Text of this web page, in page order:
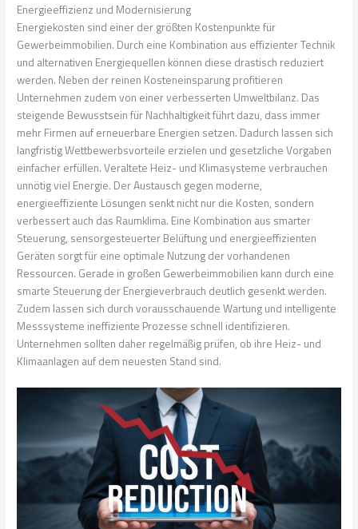
Energieeffizienz und Modernisierung
Energiekosten sind einer der größten Kostenpunkte für
Gewerbeimmobilien. Durch eine Kombination aus effizienter Technik
und alternativen Energiequellen können diese drastisch reduziert
werden. Neben der reinen Kosteneinsparung profitieren
Unternehmen zudem von einer verbesserten Umweltbilanz. Das
steigende Bewusstsein für Nachhaltigkeit führt dazu, dass immer
mehr Firmen auf erneuerbare Energien setzen. Dadurch lassen sich
langfristig Wettbewerbsvorteile erzielen und gesetzliche Vorgaben
einfacher erfüllen. Veraltete Heiz- und Klimasysteme verbrauchen
unnötig viel Energie. Der Austausch gegen moderne,
energieeffiziente Lösungen senkt nicht nur die Kosten, sondern
verbessert auch das Raumklima. Eine Kombination aus smarter
Steuerung, sensorgesteuerter Belüftung und energieeffizienten
Geräten sorgt für eine optimale Nutzung der vorhandenen
Ressourcen. Gerade in großen Gewerbeimmobilien kann durch eine
smarte Steuerung der Energieverbrauch deutlich gesenkt werden.
Zudem lassen sich durch vorausschauende Wartung und intelligente
Messsysteme ineffiziente Prozesse schnell identifizieren.
Unternehmen sollten daher regelmäßig prüfen, ob ihre Heiz- und
Klimaanlagen auf dem neuesten Stand sind.